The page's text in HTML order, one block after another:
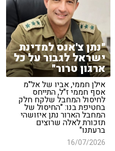
"נתן צ'אנס למדינת
ישראל לגבור על כל
ארגון טרור"
אילן חממי, אביו של אל"מ
אסף חממי ז"ל, התייחס
לחיסול המחבל שלקח חלק
בחטיפת בנו: "החיסול של
המחבל הארור נתן איזושהי
תזכורת לאלה שרוצים
ברעתנו"
16/07/2026